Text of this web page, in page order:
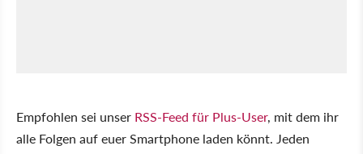
Empfohlen sei unser RSS-Feed für Plus-User, mit dem ihr
alle Folgen auf euer Smartphone laden könnt. Jeden